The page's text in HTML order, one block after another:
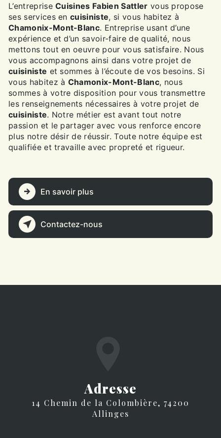
L’entrepriseCuisines Fabien Sattler vous propose
ses services encuisiniste, si vous habitez à
Chamonix-Mont-Blanc. Entreprise usant d’une
expérience et d’un savoir-faire de qualité, nous
mettons tout en oeuvre pour vous satisfaire. Nous
vous accompagnons ainsi dans votre projet de
cuisiniste et sommes à l’écoute de vos besoins. Si
vous habitez à Chamonix-Mont-Blanc, nous
sommes à votre disposition pour vous transmettre
les renseignements nécessaires à votre projet de
cuisiniste. Notre métier est avant tout notre
passion et le partager avec vous renforce encore
plus notre désir de réussir. Toute notre équipe est
qualifiée et travaille avec propreté et rigueur.
En savoir plus
Contactez-nous
Adresse
14 Chemin de la Colombière, 74200
Allinges